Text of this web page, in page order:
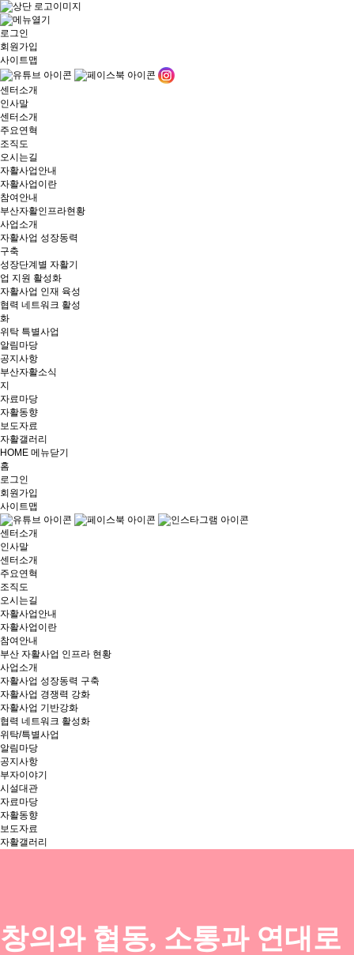
로그인
회원가입
사이트맵
센터소개
인사말
센터소개
주요연혁
조직도
오시는길
자활사업안내
자활사업이란
참여안내
부산자활인프라현황
사업소개
자활사업 성장동력
구축
성장단계별 자활기
업 지원 활성화
자활사업 인재 육성
협력 네트워크 활성
화
위탁 특별사업
알림마당
공지사항
부산자활소식
지
자료마당
자활동향
보도자료
자활갤러리
HOME 메뉴닫기
홈
로그인
회원가입
사이트맵
센터소개
인사말
센터소개
주요연혁
조직도
오시는길
자활사업안내
자활사업이란
참여안내
부산 자활사업 인프라 현황
사업소개
자활사업 성장동력 구축
자활사업 경쟁력 강화
자활사업 기반강화
협력 네트워크 활성화
위탁/특별사업
알림마당
공지사항
부자이야기
시설대관
자료마당
자활동향
보도자료
자활갤러리
창의와 협동, 소통과 연대로